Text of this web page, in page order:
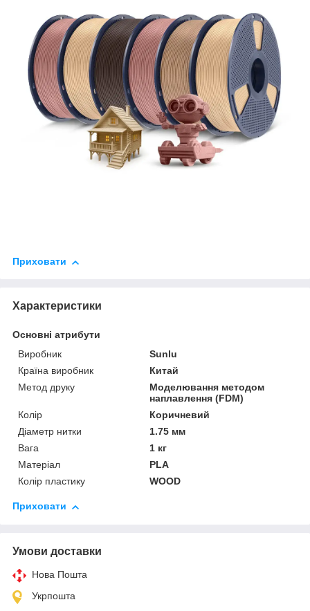
Приховати
Характеристики
Основні атрибути
Виробник
Sunlu
Країна виробник
Китай
Метод друку
Моделювання методом
наплавлення (FDM)
Колір
Коричневий
Діаметр нитки
1.75 мм
Вага
1 кг
Матеріал
PLA
Колір пластику
WOOD
Приховати
Умови доставки
Нова Пошта
Укрпошта